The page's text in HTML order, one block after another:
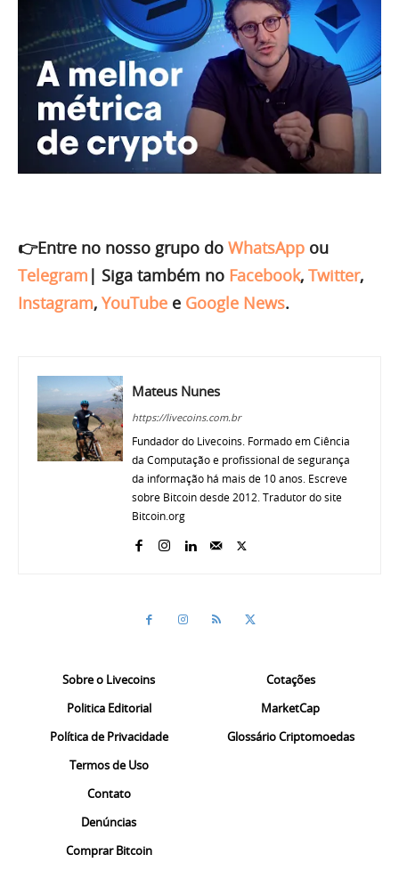
👉Entre no nosso grupo do WhatsApp ou
Telegram | Siga também no Facebook, Twitter,
Instagram, YouTube e Google News.
Mateus Nunes
https://livecoins.com.br
Fundador do Livecoins. Formado em Ciência
da Computação e profissional de segurança
da informação há mais de 10 anos. Escreve
sobre Bitcoin desde 2012. Tradutor do site
Bitcoin.org
Sobre o Livecoins
Politica Editorial
Política de Privacidade
Termos de Uso
Contato
Denúncias
Comprar Bitcoin
Cotações
MarketCap
Glossário Criptomoedas